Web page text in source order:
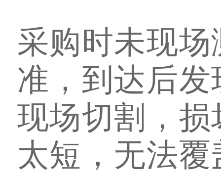
采购时未现
准，到达后
现场切割，损
太短，无法